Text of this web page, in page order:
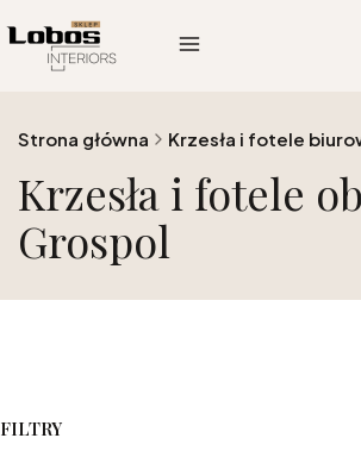
Menu
Strona główna Krzesła i fotele
Krzesła i fotele
Grospol
FILTRY